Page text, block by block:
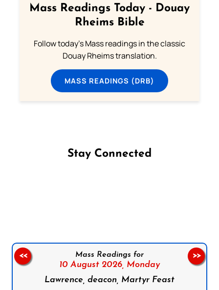
Mass Readings Today - Douay
Rheims Bible
Follow today's Mass readings in the classic
Douay Rheims translation.
MASS READINGS (DRB)
Stay Connected
Mass Readings for
10 August 2026, Monday
Lawrence, deacon, Martyr Feast
<< >>